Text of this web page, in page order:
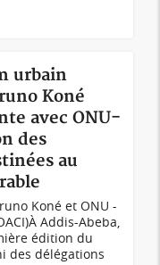
urbain
Koné
avec ONU-
des
au
Koné et ONU -
Addis-Abeba,
édition du
des délégations